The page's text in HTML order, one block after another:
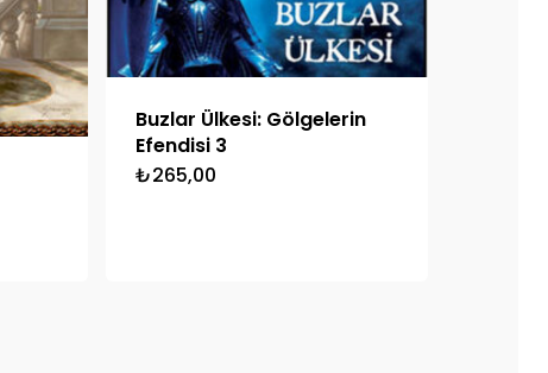
Buzlar Ülkesi: Gölgelerin
Efendisi 3
₺265,00